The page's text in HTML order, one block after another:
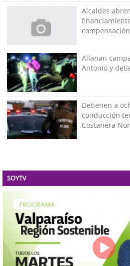
Alcaldes
Allanan
Antonio y
Detienen a
conducción
Costanera
SOYTV